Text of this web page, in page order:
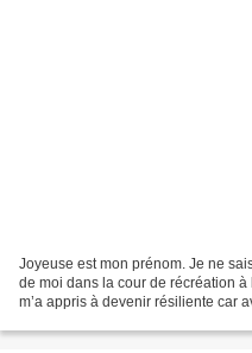
Joyeuse est mon prénom. Je ne
de moi dans la cour de récréation à
m’a appris à devenir résiliente car